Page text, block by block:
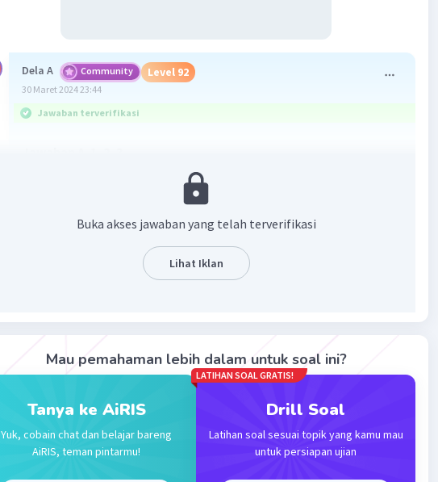
Dela A Community Level 92
30 Maret 2024 23:44
Jawaban terverifikasi
Koloid dan suspensi memiliki perbedaan. Diantaranya :
• Ukuran partikel koloid lebih kecil (1 – 100 nm) dari suspensi (> 100
• Secara makroskopis, sistem koloid bersifat homogen, sedangkan
Balas
Mazaya M Community Level 25
31 Maret 2024 01:16
Buka akses jawaban yang telah terverifikasi
Lihat Iklan
Mau pemahaman lebih dalam untuk soal ini?
Tanya ke AiRIS
Yuk, cobain chat dan belajar bareng
AiRIS, teman pintarmu!
LATIHAN SOAL GRATIS!
Drill Soal
Latihan soal sesuai topik yang kamu mau
untuk persiapan ujian